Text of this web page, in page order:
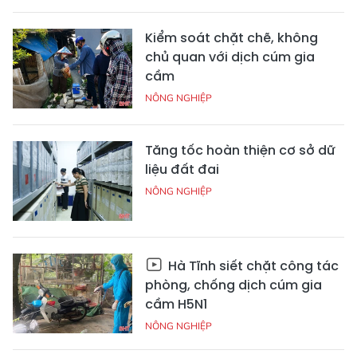
Kiểm soát chặt chẽ, không
chủ quan với dịch cúm gia
cầm
NÔNG NGHIỆP
Tăng tốc hoàn thiện cơ sở dữ
liệu đất đai
NÔNG NGHIỆP
Hà Tĩnh siết chặt công tác
phòng, chống dịch cúm gia
cầm H5N1
NÔNG NGHIỆP